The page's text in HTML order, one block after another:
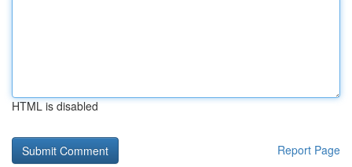
HTML is disabled
Report Page